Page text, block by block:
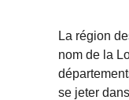
La région
nom de la
se jeter